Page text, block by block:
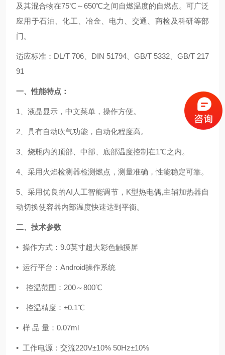
及其混合物在75℃～650℃之间自燃温度的自燃点。可广泛
应用于石油、化工、冶金、电力、交通、商检及科研等部
门。
适应标准：DL/T 706、DIN 51794、GB/T 5332、GB/T 217
91
一、性能特点：
1、液晶显示，中文菜单，操作方便。
2、具有自动吹气功能，自动化程度高。
3、烧瓶内的顶部、中部、底部温度控制在1℃之内。
4、采用火焰检测器检测燃点，测量准确，性能稳定可靠。
5、采用优良的AI人工智能调节，K型热电偶,主辅加热器自
动切换使容器内部温度快速达到平衡。
二、技术参数
• 操作方式：9.0英寸超大彩色触摸屏
• 运行平台：Android操作系统
• 控温范围：200～800℃
• 控温精度：±0.1℃
• 样 品 量：0.07ml
• 工作电源：交流220V±10% 50Hz±10%